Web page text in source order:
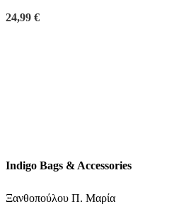
24,99 €
Indigo Bags & Accessories
Ξανθοπούλου Π. Μαρία